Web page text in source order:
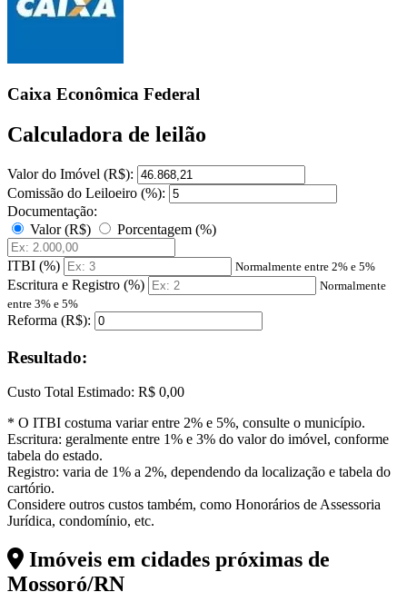
Caixa Econômica Federal
Calculadora de leilão
Valor do Imóvel (R$):
Comissão do Leiloeiro (%):
Documentação:
Valor (R$)
Porcentagem (%)
ITBI (%) Normalmente entre 2% e 5%
Escritura e Registro (%)
Normalmente
entre 3% e 5%
Reforma (R$):
Resultado:
Custo Total Estimado: R$ 0,00
* O ITBI costuma variar entre 2% e 5%, consulte o município.
Escritura: geralmente entre 1% e 3% do valor do imóvel, conforme
tabela do estado.
Registro: varia de 1% a 2%, dependendo da localização e tabela do
cartório.
Considere outros custos também, como Honorários de Assessoria
Jurídica, condomínio, etc.
Imóveis em cidades próximas de
Mossoró/RN